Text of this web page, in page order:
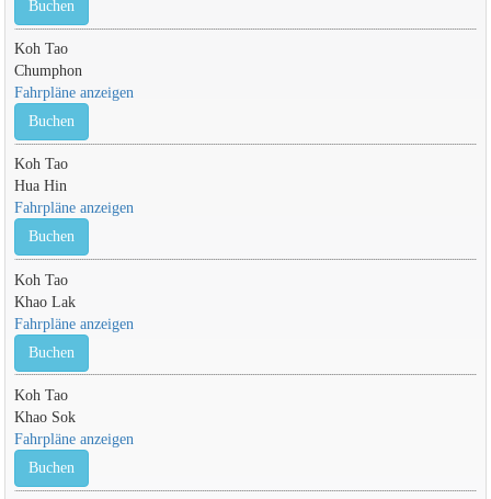
Buchen
Koh Tao
Chumphon
Fahrpläne anzeigen
Buchen
Koh Tao
Hua Hin
Fahrpläne anzeigen
Buchen
Koh Tao
Khao Lak
Fahrpläne anzeigen
Buchen
Koh Tao
Khao Sok
Fahrpläne anzeigen
Buchen